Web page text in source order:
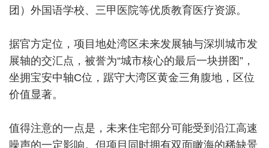
团）外国语学校、三甲医院等优质教育医疗资源。
据官方定位，项目地处湾区未来发展轴与深圳城市发
展轴的交汇点，被誉为“城市核心的最后一块拼图”，
坐拥宝安中轴C位，踞守大湾区黄金三角腹地，区位
价值显著。
值得注意的一点是，未来住宅部分可能受到沿江高速
噪声的一定影响。但项目同时拥有双面瞰海的稀缺景